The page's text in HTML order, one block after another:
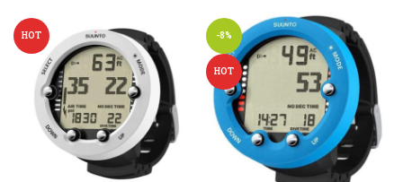
HOT -8%
HOT